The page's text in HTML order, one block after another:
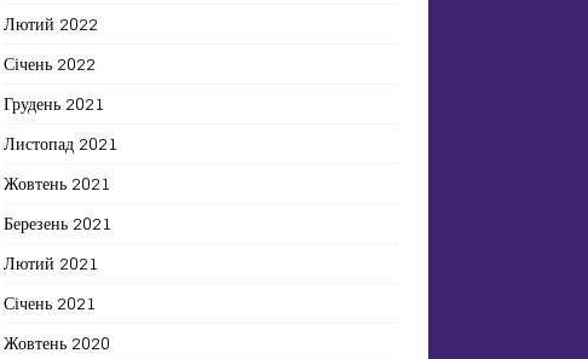
Лютий 2022
Січень 2022
Грудень 2021
Листопад 2021
Жовтень 2021
Березень 2021
Лютий 2021
Січень 2021
Жовтень 2020